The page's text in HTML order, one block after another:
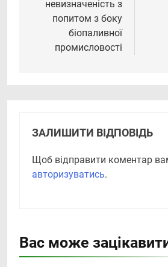
невизначеність з
попитом з боку
біопаливної
промисловості
ЗАЛИШИТИ ВІДПОВІДЬ
Щоб відправити коментар
авторизуватись.
Вас може